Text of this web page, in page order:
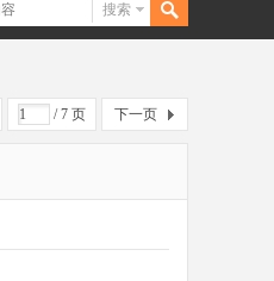
搜索
/ 7 页 下一页